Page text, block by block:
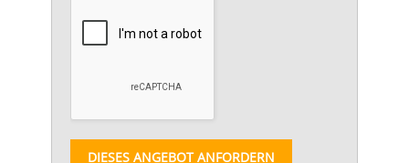
DIESES ANGEBOT ANFORDERN